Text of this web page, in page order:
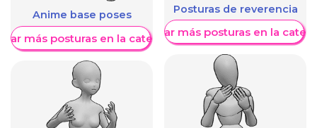
Anime base poses
más posturas en la categoría
Posturas de reverencia
Mostrar más posturas en la